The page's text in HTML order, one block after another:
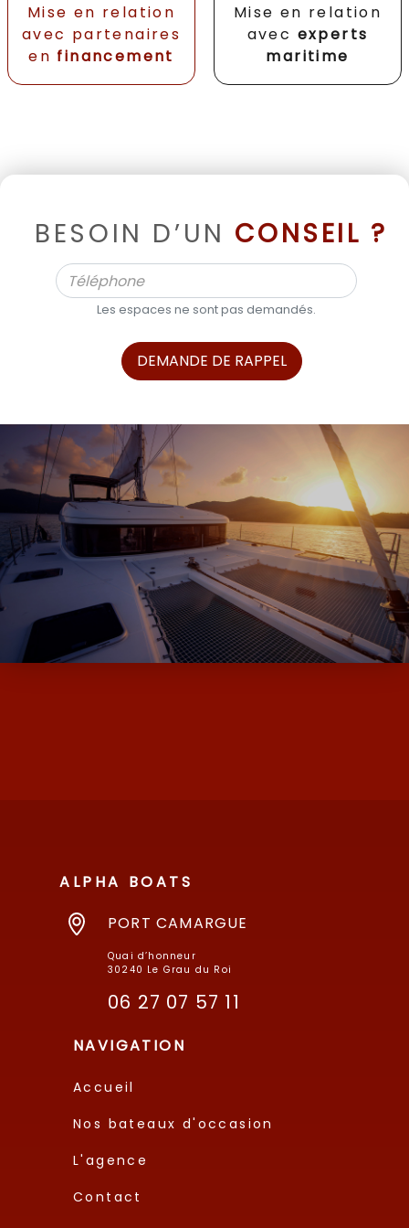
Mise en relation
avec partenaires
en financement
Mise en relation
avec experts
maritime
BESOIN D’UN CONSEIL ?
Les espaces ne sont pas demandés.
DEMANDE DE RAPPEL
ALPHA BOATS, L’EXPERT DES BATEAUX
D’OCCASION ET NEUF AVEC SES MARQUES
DE MOODY ET MILLIKAN…
ALPHA BOATS
PORT CAMARGUE
Quai d’honneur
30240 Le Grau du Roi
06 27 07 57 11
NAVIGATION
Accueil
Nos bateaux d'occasion
L'agence
Contact